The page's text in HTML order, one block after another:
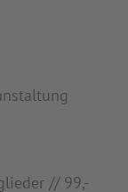
// 99,-